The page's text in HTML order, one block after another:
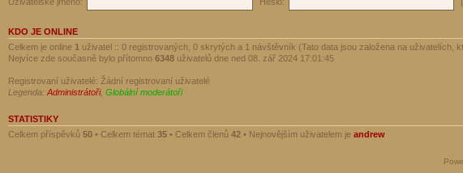
KDO JE ONLINE
Celkem je online 1 uživatel :: 0 registrovaných, 0 skrytých a 1 návštěvník (Tato data jsou založena na uživatelích,
Nejvíce zde současně bylo přítomno 6348 uživatelů dne ned 08. zář 2024 17:01:45
Registrovaní uživatelé: Žádní registrovaní uživatelé
Legenda: Administrátoři, Globální moderátoři
STATISTIKY
Celkem příspěvků 50 • Celkem témat 35 • Celkem členů 42 • Nejnovějším uživatelem je andrew